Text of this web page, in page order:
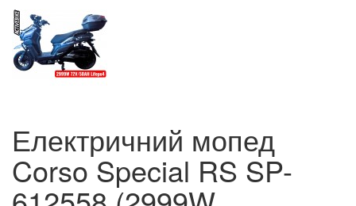
Електричний мопед
Corso Special RS SP-